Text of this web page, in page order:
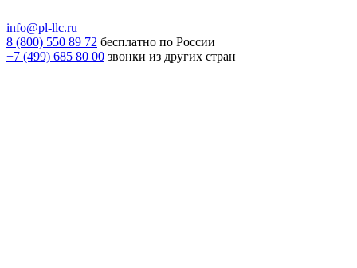
info@pl-llc.ru
8 (800) 550 89 72 бесплатно по России
+7 (499) 685 80 00 звонки из других стран